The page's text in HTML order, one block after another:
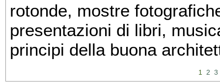
rotonde, mostre
presentazioni di libri,
principi della buona
1 2 3